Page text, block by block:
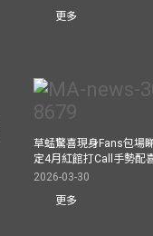
更多
草蜢驚喜現身Fans包場
定4月紅館打Call手勢配
2026-03-30
更多